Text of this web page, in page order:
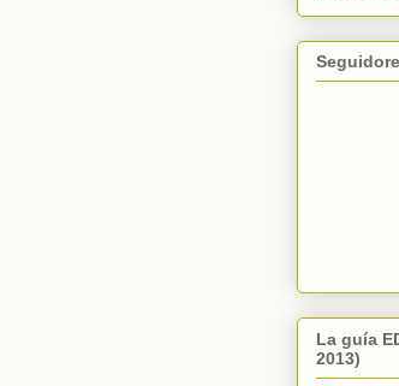
La guía
2013)